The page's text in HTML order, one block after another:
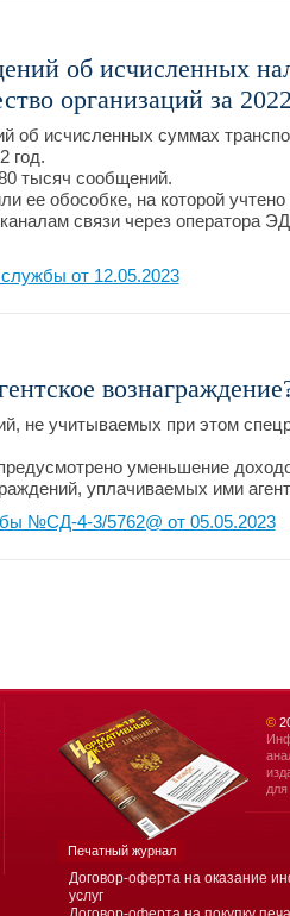
об исчисленных
организаций за
исчисленных суммах
год.
тысяч сообщений.
ее обособке, на которой учтено
связи через оператора
от 12.05.2023
не учитываемых при этом
уменьшение
уплачиваемых ими
№СД-4-3/5762@ от 05.05.2023
Договор-оферта на оказание
услуг
Печатный журнал
©
для